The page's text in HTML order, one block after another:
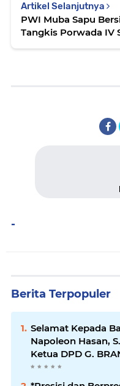
Artikel Selanjutnya
PWI Muba Sapu
Tangkis Porwada
-
Berita Terpopuler
Selamat Kepada
Napoleon Hasan,